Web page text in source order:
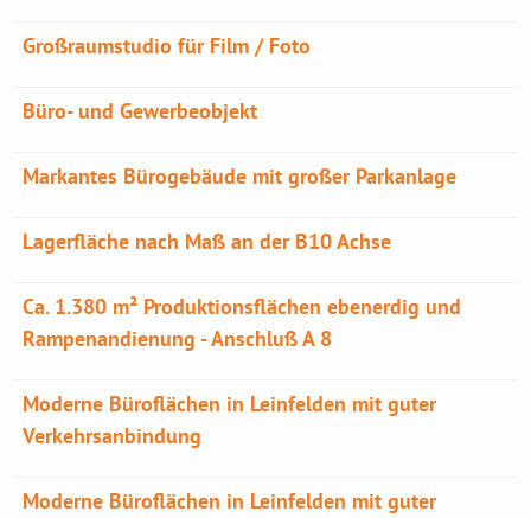
Großraumstudio für Film / Foto
Büro- und Gewerbeobjekt
Markantes Bürogebäude mit großer Parkanlage
Lagerfläche nach Maß an der B10 Achse
Ca. 1.380 m² Produktionsflächen ebenerdig und
Rampenandienung - Anschluß A 8
Moderne Büroflächen in Leinfelden mit guter
Verkehrsanbindung
Moderne Büroflächen in Leinfelden mit guter